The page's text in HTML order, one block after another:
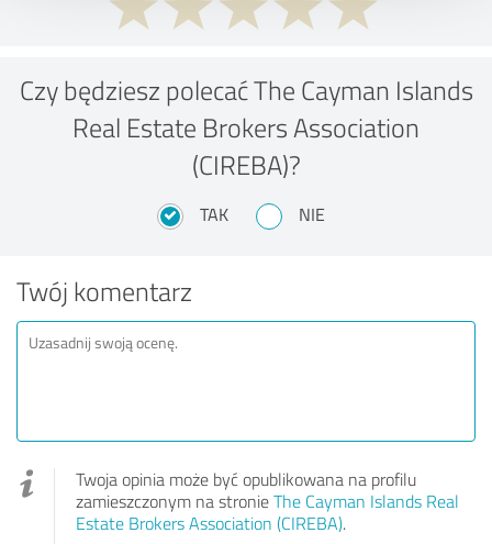
Czy będziesz polecać The Cayman Islands
Real Estate Brokers Association
(CIREBA)?
TAK NIE
Twój komentarz
Twoja opinia może być opublikowana na profilu
zamieszczonym na stronieThe Cayman Islands Real
Estate Brokers Association (CIREBA).